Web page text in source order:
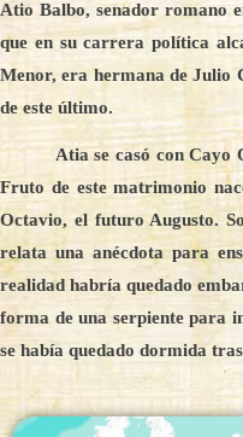
Atio Balbo, senador romano
que en su carrera política
Menor, era hermana de Julio
de este último.
Atia se casó con Cayo
Fruto de este matrimonio
Octavio, el futuro Augusto.
relata una anécdota para
realidad habría quedado
forma de una serpiente para
se había quedado dormida